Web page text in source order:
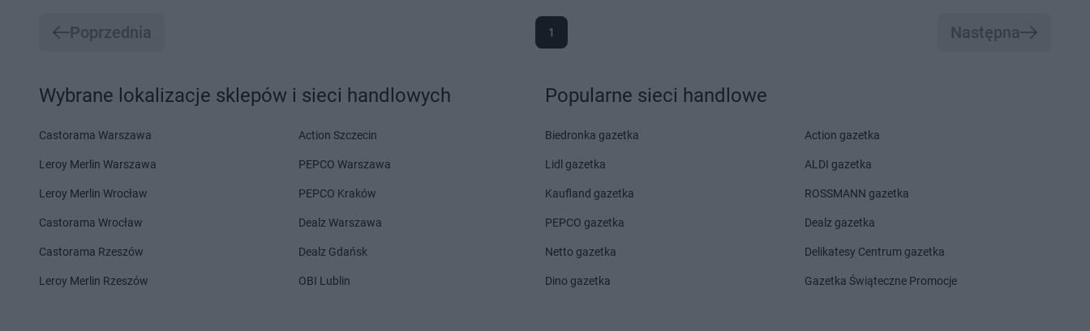
Poprzednia 1 Następna
Wybrane lokalizacje sklepów i sieci handlowych
Castorama Warszawa
Leroy Merlin Warszawa
Leroy Merlin Wrocław
Castorama Wrocław
Castorama Rzeszów
Leroy Merlin Rzeszów
Action Szczecin
PEPCO Warszawa
PEPCO Kraków
Dealz Warszawa
Dealz Gdańsk
OBI Lublin
Popularne sieci handlowe
Biedronka gazetka
Lidl gazetka
Kaufland gazetka
PEPCO gazetka
Netto gazetka
Dino gazetka
Action gazetka
ALDI gazetka
ROSSMANN gazetka
Dealz gazetka
Delikatesy Centrum gazetka
Gazetka Świąteczne Promocje